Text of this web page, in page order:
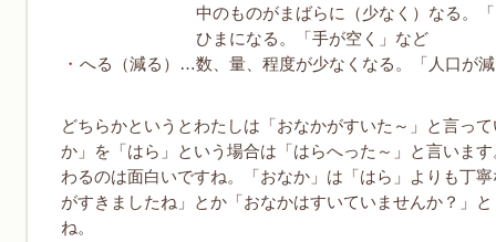
中のものがまばらに（少なく）なる。「電
ひまになる。「手が空く」など
へる（減る）…数、量、程度が少なくなる。「人口が
どちらかというとわたしは「おなかがすいた～」と言っ
か」を「はら」という場合は「はらへった～」と言いま
わるのは面白いですね。「おなか」は「はら」よりも丁
がすきましたね」とか「おなかはすいていませんか？」
ね。